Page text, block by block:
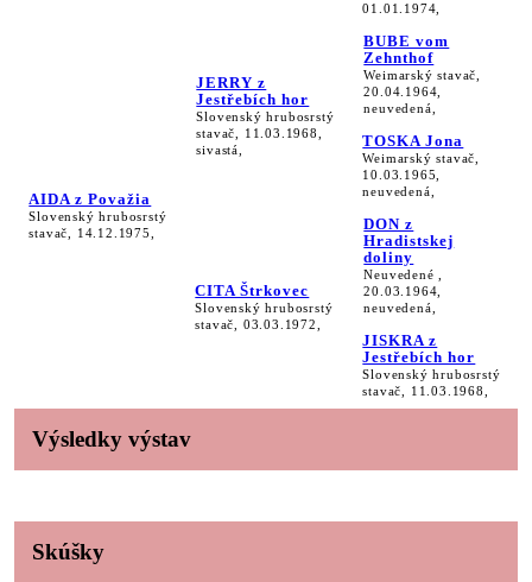
01.01.1974,
AIDA z Považia
Slovenský hrubosrstý
stavač, 14.12.1975,
JERRY z
Jestřebích hor
Slovenský hrubosrstý
stavač, 11.03.1968,
sivastá,
BUBE vom
Zehnthof
Weimarský stavač,
20.04.1964,
neuvedená,
TOSKA Jona
Weimarský stavač,
10.03.1965,
neuvedená,
CITA Štrkovec
Slovenský hrubosrstý
stavač, 03.03.1972,
DON z
Hradistskej
doliny
Neuvedené ,
20.03.1964,
neuvedená,
JISKRA z
Jestřebích hor
Slovenský hrubosrstý
stavač, 11.03.1968,
Výsledky výstav
Skúšky